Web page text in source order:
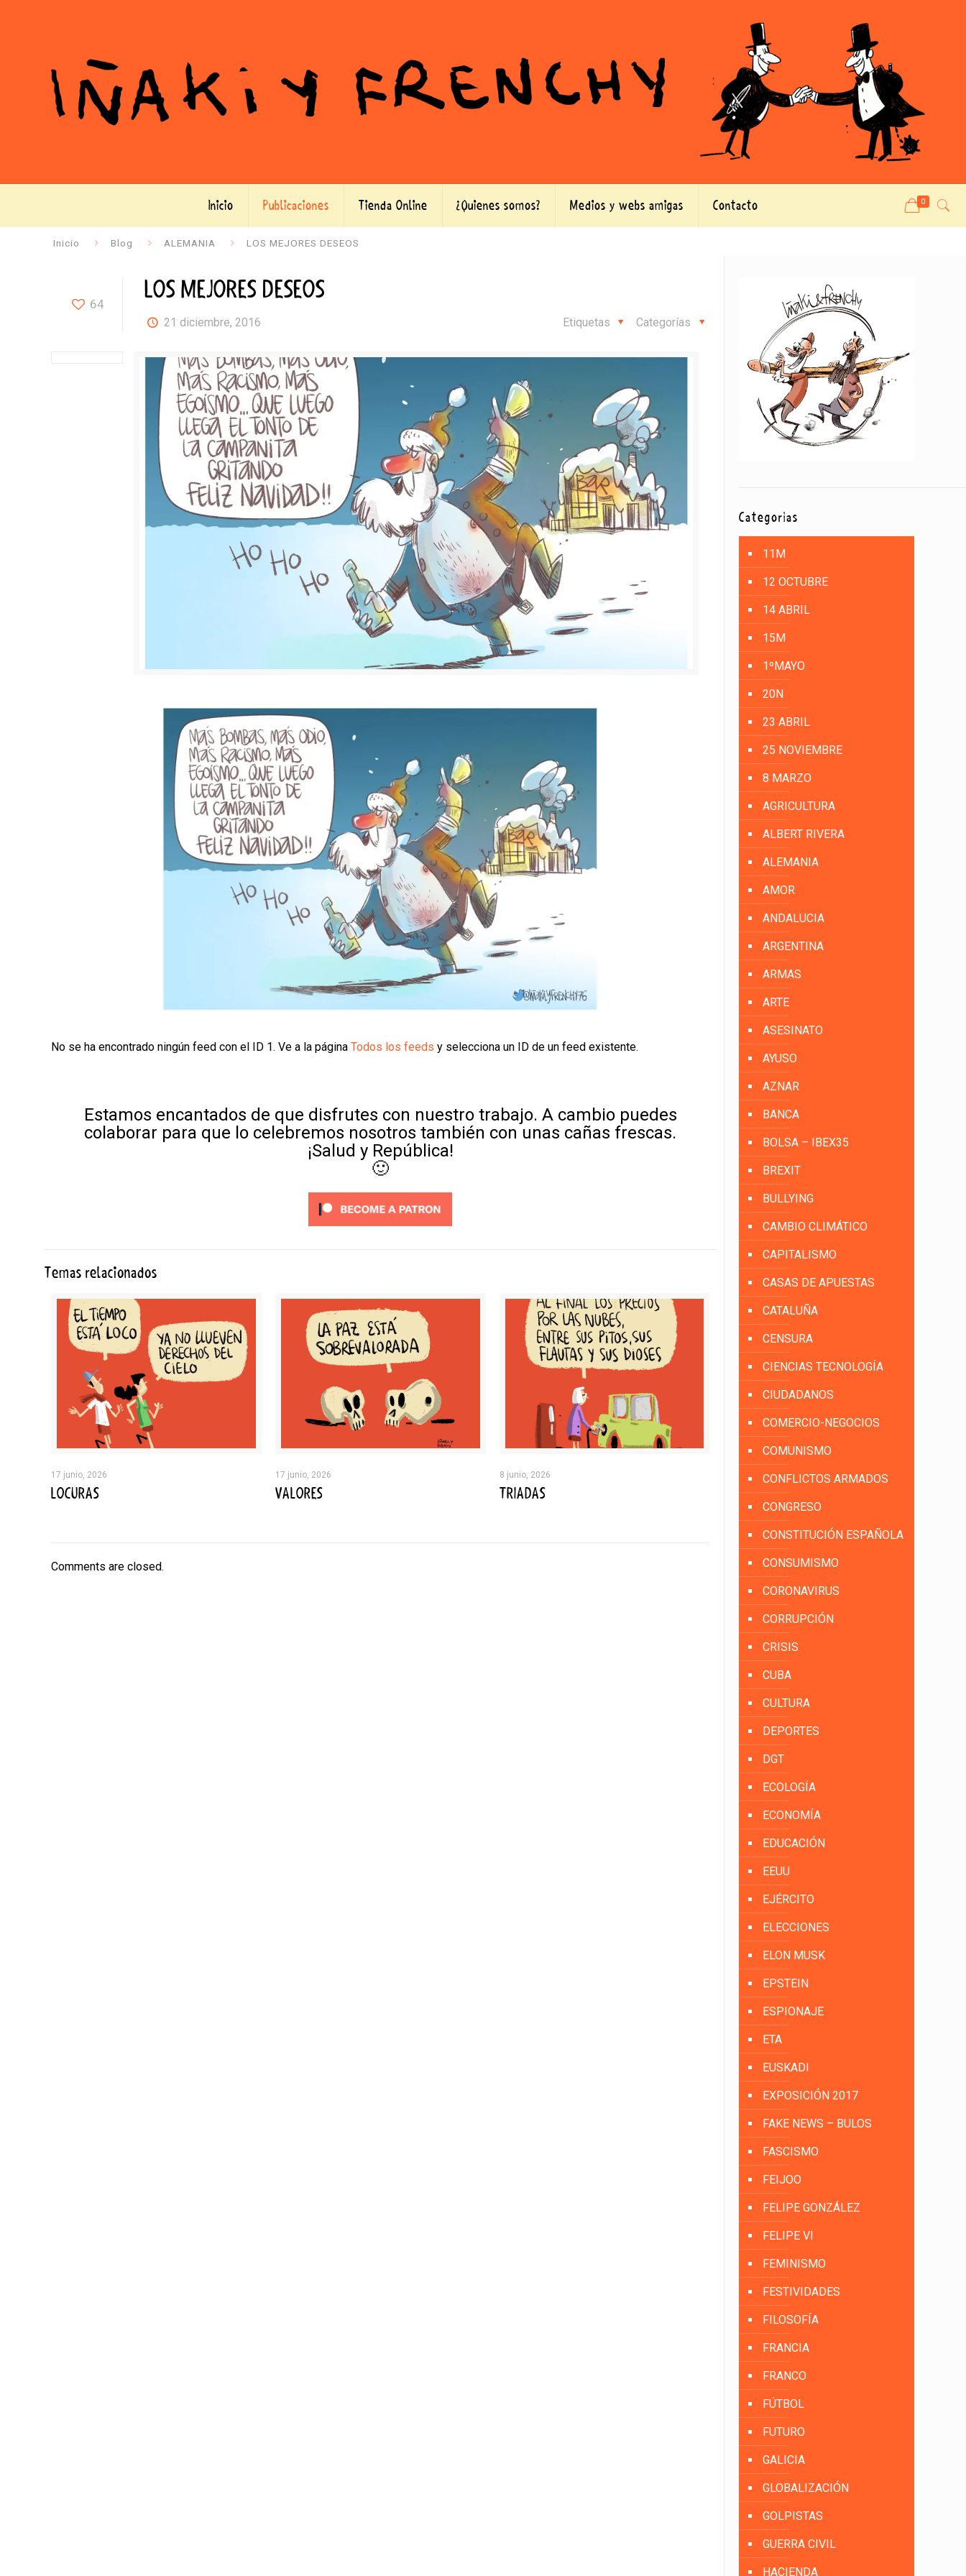
Inicio Publicaciones Tienda Online ¿Quienes somos? Medios y webs amigas Contacto 0
Inicio Blog ALEMANIA LOS MEJORES DESEOS
64 LOS MEJORES DESEOS
21 diciembre, 2016 Categorías
Etiquetas
No se ha encontrado ningún feed con el ID 1. Ve a la páginaTodos los feeds y selecciona un ID de un feed existente.
Estamos encantados de que disfrutes con nuestro trabajo. A cambio puedes
colaborar para que lo celebremos nosotros también con unas cañas frescas.
¡Salud y República!
🙂
Temas relacionados
17 junio, 2026
LOCURAS
17 junio, 2026
VALORES
8 junio, 2026
TRIADAS
Comments are closed.
Categorías
11M
12 OCTUBRE
14 ABRIL
15M
1ºMAYO
20N
23 ABRIL
25 NOVIEMBRE
8 MARZO
AGRICULTURA
ALBERT RIVERA
ALEMANIA
AMOR
ANDALUCIA
ARGENTINA
ARMAS
ARTE
ASESINATO
AYUSO
AZNAR
BANCA
BOLSA – IBEX35
BREXIT
BULLYING
CAMBIO CLIMÁTICO
CAPITALISMO
CASAS DE APUESTAS
CATALUÑA
CENSURA
CIENCIAS TECNOLOGÍA
CIUDADANOS
COMERCIO-NEGOCIOS
COMUNISMO
CONFLICTOS ARMADOS
CONGRESO
CONSTITUCIÓN ESPAÑOLA
CONSUMISMO
CORONAVIRUS
CORRUPCIÓN
CRISIS
CUBA
CULTURA
DEPORTES
DGT
ECOLOGÍA
ECONOMÍA
EDUCACIÓN
EEUU
EJÉRCITO
ELECCIONES
ELON MUSK
EPSTEIN
ESPIONAJE
ETA
EUSKADI
EXPOSICIÓN 2017
FAKE NEWS – BULOS
FASCISMO
FEIJOO
FELIPE GONZÁLEZ
FELIPE VI
FEMINISMO
FESTIVIDADES
FILOSOFÍA
FRANCIA
FRANCO
FÚTBOL
FUTURO
GALICIA
GLOBALIZACIÓN
GOLPISTAS
GUERRA CIVIL
HACIENDA